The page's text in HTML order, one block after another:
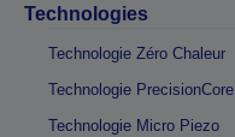
Technologies
Technologie Zéro Chaleur
Technologie PrecisionCore
Technologie Micro Piezo